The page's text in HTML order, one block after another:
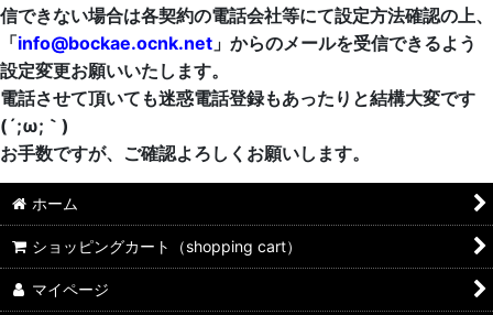
信できない場合は各契約の電話会社等にて設定方法確認の上、
「info@bockae.ocnk.net 」からのメールを受信できるよう
設定変更お願いいたします。
電話させて頂いても迷惑電話登録もあったりと結構大変です
(´;ω;｀)
お手数ですが、ご確認よろしくお願いします。
ホーム
ショッピングカート（shopping cart）
マイページ